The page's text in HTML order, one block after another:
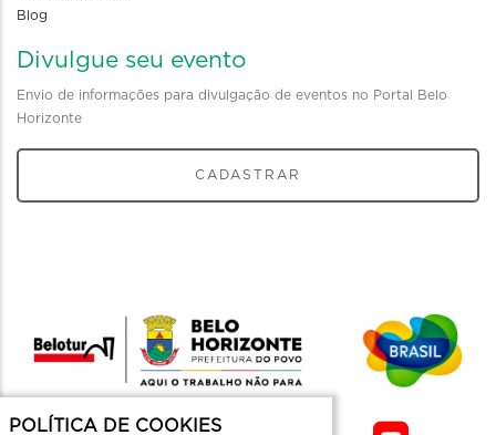
Blog
Divulgue seu evento
Envio de informações para divulgação de eventos no Portal Belo
Horizonte
CADASTRAR
POLÍTICA DE COOKIES